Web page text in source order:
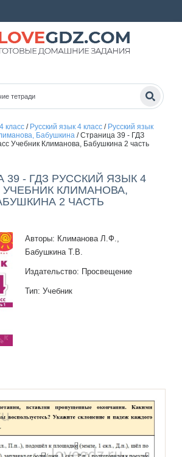
4 класс/ Русский язык 4 класс/ Русский язык
Бабушкина/Страница 39 - ГДЗ
Учебник Климанова, Бабушкина 2 часть
39 - ГДЗ РУССКИЙ ЯЗЫК 4
УЧЕБНИК КЛИМАНОВА,
2 ЧАСТЬ
Авторы: Климанова Л.Ф.,
Бабушкина Т.В.
Издательство: Просвещение
Тип: Учебник